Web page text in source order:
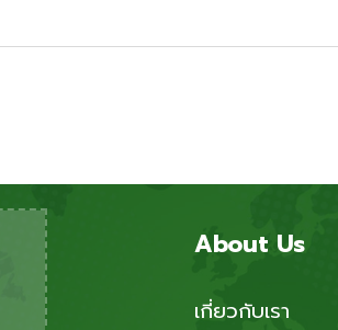
About Us
เกี่ยวกับเรา